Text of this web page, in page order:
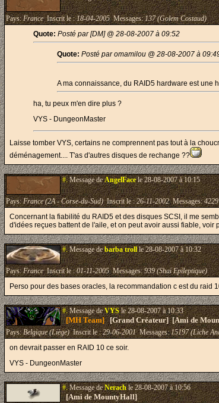
Pays:FranceInscrit le :18-04-2005Messages:137 (Golem Costaud)
Quote: Posté par [DM] @ 28-08-2007 à 09:52
Quote: Posté par omamilou @ 28-08-2007 à
A ma connaissance, du RAID5 hardware est une
ha, tu peux m'en dire plus ?
VYS - DungeonMaster
Laisse tomber VYS, certains ne comprennent pas tout à la
déménagement.... T'as d'autres disques de rechange ??
#.Message deAngelFacele 28-08-2007 à 10:15
Pays:France (2A - Corse-du-Sud)Inscrit le :26-11-2002Messages:
Concernant la fiabilité du RAID5 et des disques SCSI, il me
d'idées reçues battent de l'aile, et on peut avoir aussi fiable, voir
#.Message debarba trollle 28-08-2007 à 10:32
Pays:FranceInscrit le :01-11-2005Messages:939 (Shaï Epileptique)
Perso pour des bases oracles, la recommandation c est du raid
#.Message deVYSle 28-08-2007 à 10:33
[MH Team][Grand Créateur] [Ami de
Pays:Belgique (Liège)Inscrit le :29-06-2001Messages:15197 (Liche
on devrait passer en RAID 10 ce soir.
VYS - DungeonMaster
#.Message deNerachle 28-08-2007 à 10:56
[Ami de MountyHall]